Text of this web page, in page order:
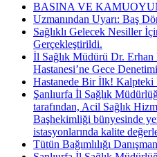
BASINA VE
Uzmanından Uyarı: Baş
Sağlıklı Gelecek Nesiller
Gerçekleştirildi.
İl Sağlık Müdürü Dr. Erhan
Hastanesi’ne Gece Denetimi
Hastanede Bir İlk! Kalpteki
Şanlıurfa İl Sağlık
tarafından, Acil Sağlık
Başhekimliği bünyesinde
istasyonlarında kalite
Tütün Bağımlılığı